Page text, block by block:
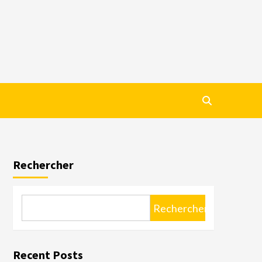
Rechercher
Rechercher
Recent Posts